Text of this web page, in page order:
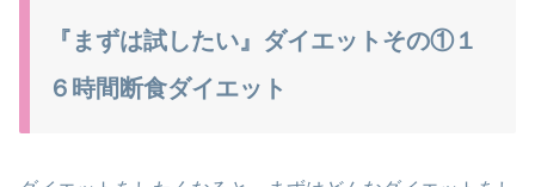
『まずは試したい』ダイエットその①１
６時間断食ダイエット